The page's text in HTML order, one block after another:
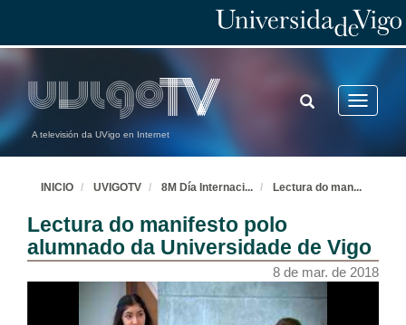
A televisión da UVigo en Internet
Toggle
TOGGLE
SEARCH
INICIO UVIGOTV 8M Día Internaci... Lectura do man...
Lectura do manifesto polo
alumnado da Universidade de Vigo
8 de mar. de 2018